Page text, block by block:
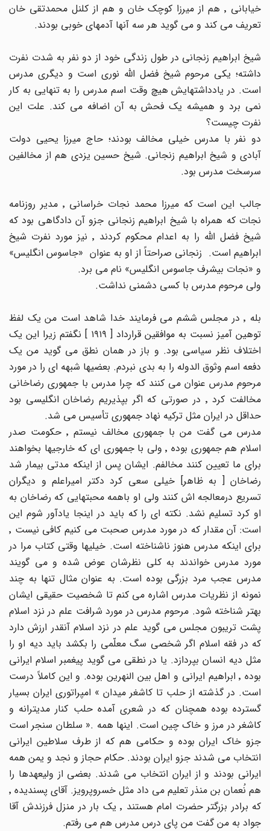
خیابانی ٬ هم از میرزا کوچک خان و هم از کلنل محمدتقی خان
تعریف می کند و می گوید هر سه آنها آدمهای خوبی بودند.
شیخ ابراهیم زنجانی در طول زندگی خود از دو نفر به شدت نفرت
داشته؛ یکی مرحوم شیخ فضل الله نوری است و دیگری مدرس
است. در یادداشتهایش هیچ وقت اسم مدرس را به تنهایی به کار
نمی برد و همیشه یک فحش به آن اضافه می کند. علت این
نفرت چیست؟
دو نفر با مدرس خیلی مخالف بودند؛ حاج میرزا یحیی دولت
آبادی و شیخ ابراهیم زنجانی. شیخ حسین یزدی هم از مخالفین
سرسخت مدرس بود.
جالب این است که میرزا محمد نجات خراسانی ٬ مدیر روزنامه
نجات که همراه با شیخ ابراهیم زنجانی جزو آن دادگاهی بود که
شیخ فضل الله را به اعدام محکوم کردند ٬ نیز مورد نفرت شیخ
ابراهیم است. زنجانی صراحتاً از او به عنوان «جاسوس انگلیس»
و «نجات بیشرف جاسوس انگلیس» نام می برد.
ولی مرحوم مدرس با کسی دشمنی نداشت.
بله ٬ در مجلس ششم می فرمایند خدا شاهد است من یک لفظ
توهین آمیز نسبت به موافقین قرارداد [ ١٩١٩ ] نگفتم زیرا این یک
اختلاف نظر سیاسی بود. و باز در همان نطق می گوید من یک
دفعه اسم وثوق الدوله را به بدی نبردم. بعضیها شبهه ای را در مورد
مرحوم مدرس عنوان می کنند که چرا مدرس با جمهوری رضاخانی
مخالفت کرد ٬ در صورتی که اگر بپذیریم رضاخان انگلیسی بود
حداقل در ایران مثل ترکیه نهاد جمهوری تأسیس می شد.
مدرس می گفت من با جمهوری مخالف نیستم ٬ حکومت صدر
اسلام هم جمهوری بوده ٬ ولی با جمهوری ای که خارجیها بخواهند
برای ما تعیین کنند مخالفم. ایشان پس از اینکه مدتی بیمار شد
رضاخان [ به ظاهر] خیلی سعی کرد دکتر امیراعلم و دیگران
تسریع درمعالجه اش کنند ولی او باهمه محبتهایی که رضاخان به
او کرد تسلیم نشد. نکته ای را که باید در اینجا یادآور شوم این
است: آن مقدار که در مورد مدرس صحبت می کنیم کافی نیست ٬
برای اینکه مدرس هنوز ناشناخته است. خیلیها وقتی کتاب مرا در
مورد مدرس خواندند به کلی نظرشان عوض شده و می گویند
مدرس عجب مرد بزرگی بوده است. به عنوان مثال تنها به چند
نمونه از نظریات مدرس اشاره می کنم تا شخصیت حقیقی ایشان
بهتر شناخته شود. مرحوم مدرس در مورد شرافت علم در نزد اسلام
پشت تریبون مجلس می گوید علم در نزد اسلام آنقدر ارزش دارد
که در فقه اسلام اگر شخصی سگ معلّمی را بکشد باید دیه او را
مثل دیه انسان بپردازد. یا در نطقی می گوید پیغمبر اسلام ایرانی
بوده ٬ ابراهیم ایرانی و اهل بین النهرین بوده. و این کاملاً درست
است. در گذشته از حلب تا کاشغر میدان » امپراتوری ایران بسیار
گسترده بوده همچنان که در شعری آمده حلب کنار مدیترانه و
کاشغر در مرز و خاک چین است. اینها همه .« سلطان سنجر است
جزو خاک ایران بوده و حکامی هم که از طرف سلاطین ایرانی
انتخاب می شدند جزو ایران بودند. حکام حجاز و نجد و یمن همه
ایرانی بودند و از ایران انتخاب می شدند. بعضی از ولیعهدها را
هم نُعمان بن منذر تعلیم می داد مثل خسروپرویز. آقای پسندیده ٬
که برادر بزرگتر حضرت امام هستند ٬ یک بار در منزل فرزندش آقا
جواد به من گفت من پای درس مدرس هم می رفتم.